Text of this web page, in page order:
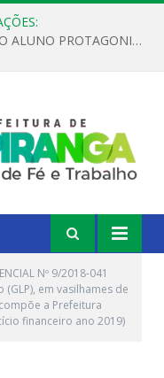
REGULAMENTO OFICIAL DO PRÊMIO ALUNO PROTAGONISTA – EDIÇÃO 2026
Nº 9/2018-041
em vasilhames de
a Prefeitura
financeiro ano 2019)